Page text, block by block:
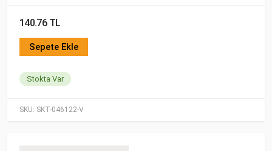
SKU: SKT-046122-V
140.76 TL
Sepete Ekle
Stokta Var